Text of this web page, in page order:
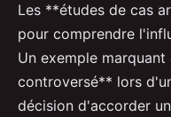
Les **études de cas
pour comprendre
Un exemple
controversé** lors
décision d'accorder